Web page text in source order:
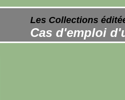
Les Collections
Cas d'emploi